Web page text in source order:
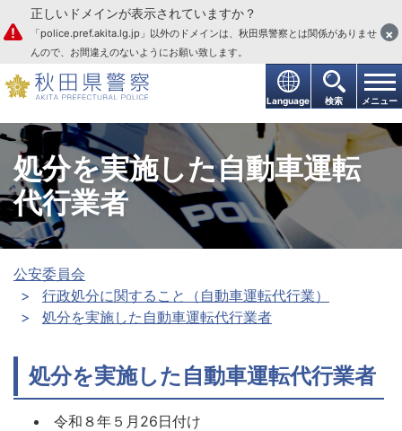
本文へ
Language 検索 メニュー
正しいドメインが表示されていますか？
「police.pref.akita.lg.jp」以外のドメインは、秋田県警察とは関係がありませ
んので、お間違えのないようにお願い致します。
×
処分を実施した自動車運転
代行業者
公安委員会
行政処分に関すること（自動車運転代行業）
処分を実施した自動車運転代行業者
処分を実施した自動車運転代行業者
令和８年５月26日付け